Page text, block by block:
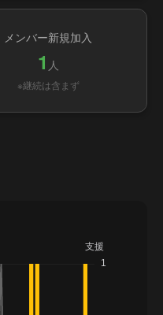
メンバー新規加入
1 人
※継続は含まず